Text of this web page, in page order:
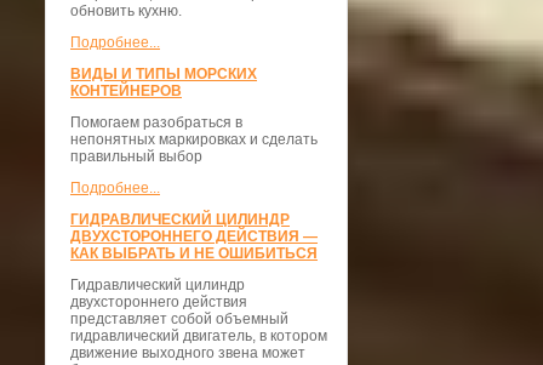
обновить кухню.
Подробнее...
ВИДЫ И ТИПЫ МОРСКИХ
КОНТЕЙНЕРОВ
Помогаем разобраться в
непонятных маркировках и сделать
правильный выбор
Подробнее...
ГИДРАВЛИЧЕСКИЙ ЦИЛИНДР
ДВУХСТОРОННЕГО ДЕЙСТВИЯ —
КАК ВЫБРАТЬ И НЕ ОШИБИТЬСЯ
Гидравлический цилиндр
двухстороннего действия
представляет собой объемный
гидравлический двигатель, в котором
движение выходного звена может